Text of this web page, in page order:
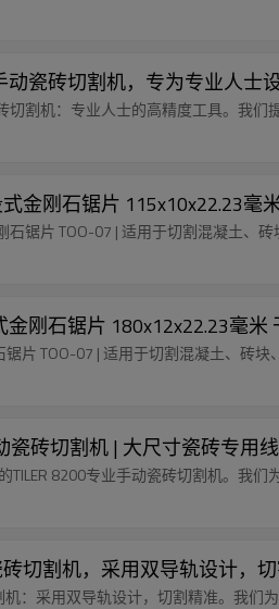
动瓷砖切割机，专为专业人士
切割机：专业人士的高精度工具。我们
式金刚石锯片 115x10x22.23
石锯片 TOO-07 | 适用于切割混凝土、
金刚石锯片 180x12x22.23毫
片 TOO-07 | 适用于切割混凝土、砖
瓷砖切割机 | 大尺寸瓷砖专用
8200专业手动瓷砖切割机。我们
切割机，采用双导轨设计，
机：采用双导轨设计，切割精准。我们